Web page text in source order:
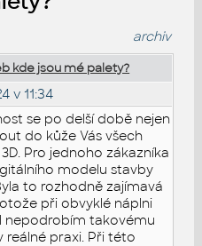
archiv
kde jsou mé palety?
v 11:34
se po delší době nejen
do kůže Vás všech
Pro jednoho zákazníka
modelu stavby
to rozhodně zajímavá
při obvyklé náplni
nepodrobím takovému
reálné praxi. Při této